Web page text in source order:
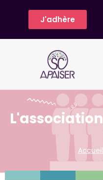
J'adhère
L'association
Accueil